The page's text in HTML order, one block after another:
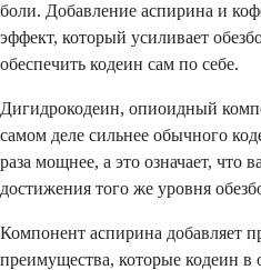
боли. Добавление аспирина и
эффект, который усиливает
обеспечить кодеин сам по себе.
Дигидрокодеин, опиоидный
самом деле сильнее обычного
раза мощнее, а это означает, что
достижения того же уровня
Компонент аспирина добавляет
преимущества, которые кодеин в